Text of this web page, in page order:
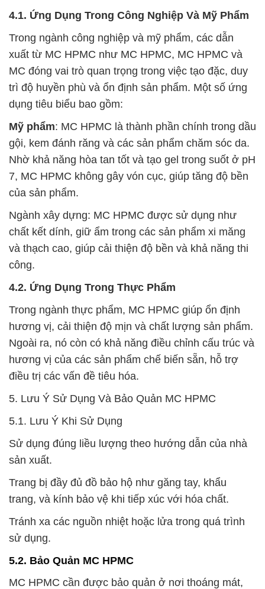
4.1. Ứng Dụng Trong Công Nghiệp Và Mỹ Phẩm
Trong ngành công nghiệp và mỹ phẩm, các dẫn
xuất từ MC HPMC như MC HPMC, MC HPMC và
MC đóng vai trò quan trọng trong việc tạo đặc, duy
trì độ huyền phù và ổn định sản phẩm. Một số ứng
dụng tiêu biểu bao gồm:
Mỹ phẩm: MC HPMC là thành phần chính trong dầu
gội, kem đánh răng và các sản phẩm chăm sóc da.
Nhờ khả năng hòa tan tốt và tạo gel trong suốt ở pH
7, MC HPMC không gây vón cục, giúp tăng độ bền
của sản phẩm.
Ngành xây dựng: MC HPMC được sử dụng như
chất kết dính, giữ ẩm trong các sản phẩm xi măng
và thạch cao, giúp cải thiện độ bền và khả năng thi
công.
4.2. Ứng Dụng Trong Thực Phẩm
Trong ngành thực phẩm, MC HPMC giúp ổn định
hương vị, cải thiện độ mịn và chất lượng sản phẩm.
Ngoài ra, nó còn có khả năng điều chỉnh cấu trúc và
hương vị của các sản phẩm chế biến sẵn, hỗ trợ
điều trị các vấn đề tiêu hóa.
5. Lưu Ý Sử Dụng Và Bảo Quản MC HPMC
5.1. Lưu Ý Khi Sử Dụng
Sử dụng đúng liều lượng theo hướng dẫn của nhà
sản xuất.
Trang bị đầy đủ đồ bảo hộ như găng tay, khẩu
trang, và kính bảo vệ khi tiếp xúc với hóa chất.
Tránh xa các nguồn nhiệt hoặc lửa trong quá trình
sử dụng.
5.2. Bảo Quản MC HPMC
MC HPMC cần được bảo quản ở nơi thoáng mát,